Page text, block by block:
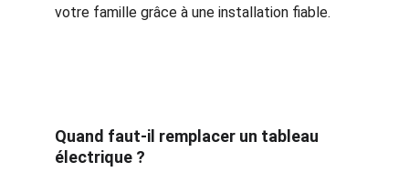
votre famille grâce à une installation fiable.
Quand faut-il remplacer un tableau
électrique ?